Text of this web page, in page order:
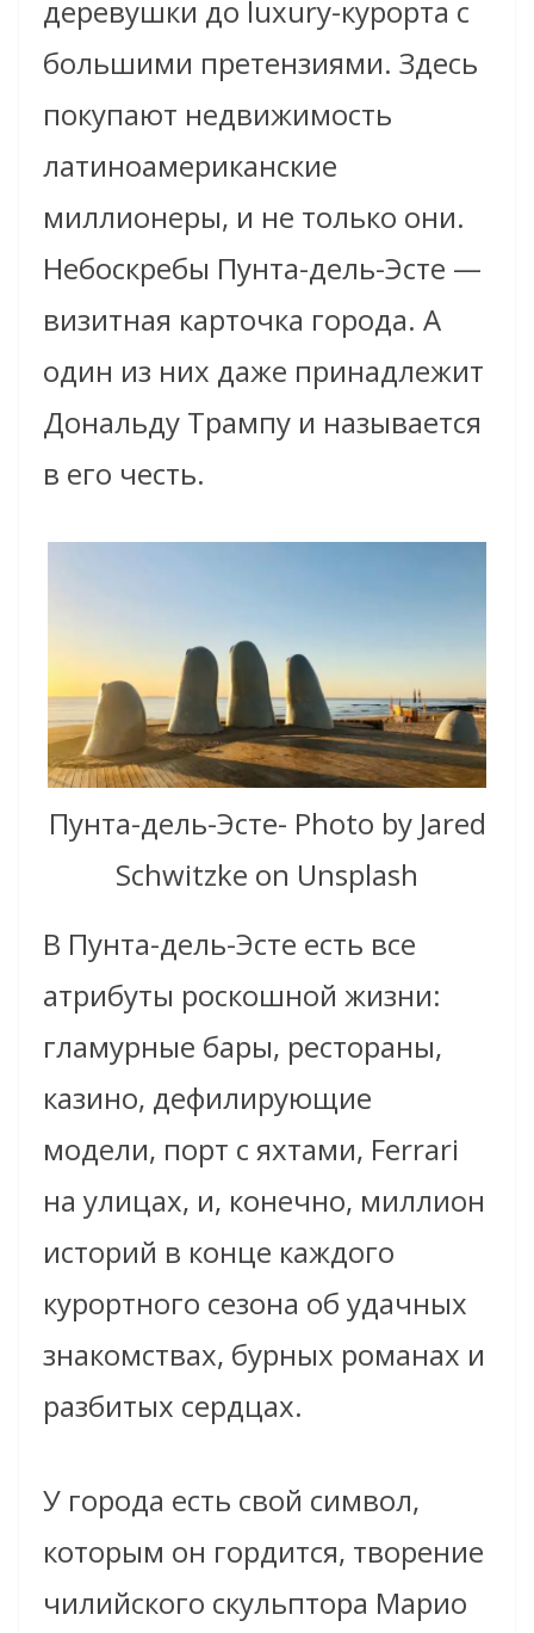
деревушки до luxury-курорта с
большими претензиями. Здесь
покупают недвижимость
латиноамериканские
миллионеры, и не только они.
Небоскребы Пунта-дель-Эсте —
визитная карточка города. А
один из них даже принадлежит
Дональду Трампу и называется
в его честь.
Пунта-дель-Эсте- Photo by Jared
Schwitzke on Unsplash
В Пунта-дель-Эсте есть все
атрибуты роскошной жизни:
гламурные бары, рестораны,
казино, дефилирующие
модели, порт с яхтами, Ferrari
на улицах, и, конечно, миллион
историй в конце каждого
курортного сезона об удачных
знакомствах, бурных романах и
разбитых сердцах.
У города есть свой символ,
которым он гордится, творение
чилийского скульптора Марио